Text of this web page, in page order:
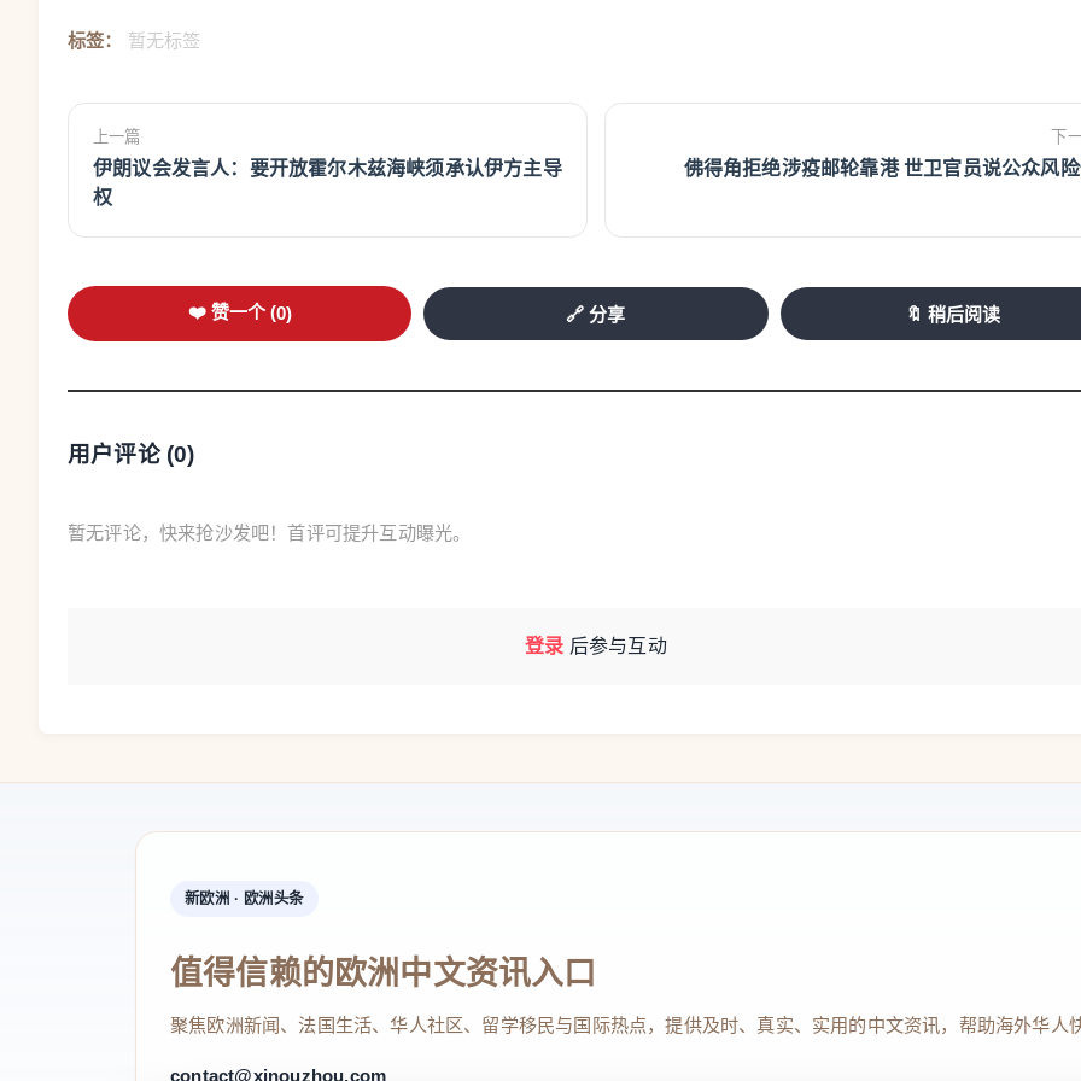
标签： 暂无标签
上一篇
伊朗议会发言人：要开放霍尔木兹海峡须承认伊方主导
权
下
佛得角拒绝涉疫邮轮靠港 世卫官员说公众风
❤️ 赞一个 (0) 🔗 分享 🔖 稍后阅读
用户评论 (0)
暂无评论，快来抢沙发吧！首评可提升互动曝光。
登录 后参与互动
新欧洲 · 欧洲头条
值得信赖的欧洲中文资讯入口
聚焦欧洲新闻、法国生活、华人社区、留学移民与国际热点，提供及时、真实、实用的中文资讯，帮助海外华人
contact@xinouzhou.com